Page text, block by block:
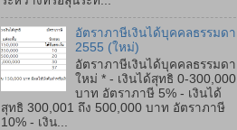
อัตราภาษีเงินได้บุคคลธรรมดา
2555 (ใหม่)
อัตราภาษีเงินได้บุคคลธรรมดา
ใหม่ * - เงินได้สุทธิ 0-300,000
บาท อัตราภาษี 5% - เงินได้
สุทธิ 300,001 ถึง 500,000 บาท อัตราภาษี
10% - เงิน...